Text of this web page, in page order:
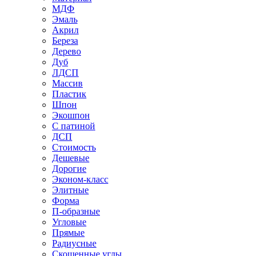
МДФ
Эмаль
Акрил
Береза
Дерево
Дуб
ЛДСП
Массив
Пластик
Шпон
Экошпон
С патиной
ДСП
Стоимость
Дешевые
Дорогие
Эконом-класс
Элитные
Форма
П-образные
Угловые
Прямые
Радиусные
Скошенные углы